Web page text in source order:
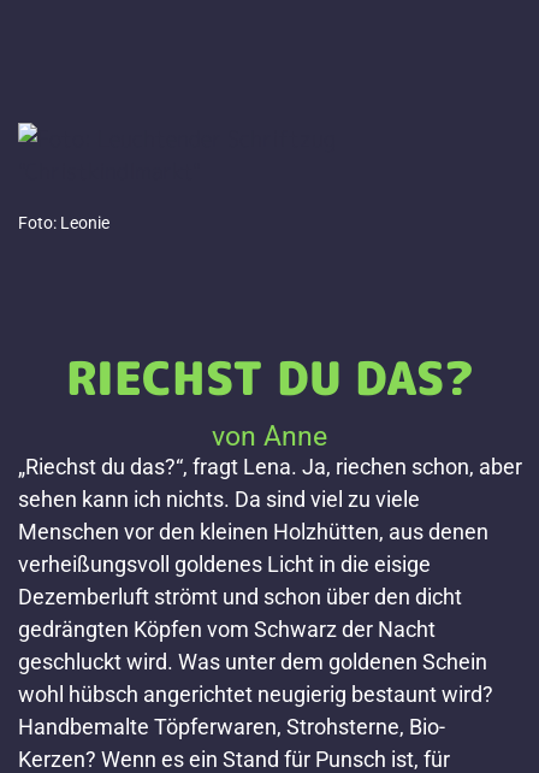
Foto: Leonie
RIECHST DU DAS?
von Anne
„Riechst du das?“, fragt Lena. Ja, riechen schon, aber
sehen kann ich nichts. Da sind viel zu viele
Menschen vor den kleinen Holzhütten, aus denen
verheißungsvoll goldenes Licht in die eisige
Dezemberluft strömt und schon über den dicht
gedrängten Köpfen vom Schwarz der Nacht
geschluckt wird. Was unter dem goldenen Schein
wohl hübsch angerichtet neugierig bestaunt wird?
Handbemalte Töpferwaren, Strohsterne, Bio-
Kerzen? Wenn es ein Stand für Punsch ist, für